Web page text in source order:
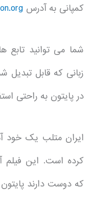
کمپانی به آدرس
در پایتون به راحتی
ایران متلب یک خود
کرده است. این
که دوست دارند پایتون